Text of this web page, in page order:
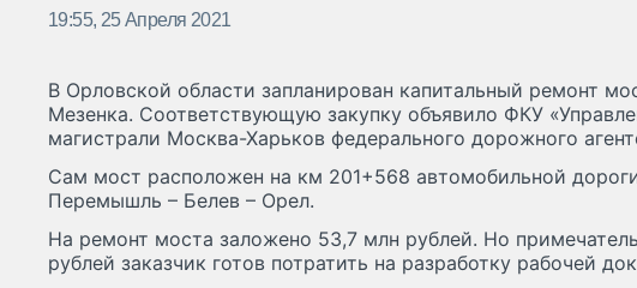
19:55, 25 Апреля 2021
В Орловской области запланирован капитальный ремонт
Мезенка. Соответствующую закупку объявило ФКУ
магистрали Москва-Харьков федерального дорожного
Сам мост расположен на км 201+568 автомобильной
Перемышль – Белев – Орел.
На ремонт моста заложено 53,7 млн рублей. Но
рублей заказчик готов потратить на разработку рабочей